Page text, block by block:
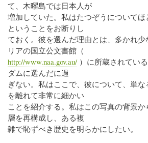
て、木曜島では日本人が
増加していた。私はたつぞうについて
ということをお断りし
ておく。彼を選んだ理由とは、多かれ
リアの国立公文書館（
http://www.naa.gov.au/）に所蔵されてい
ダムに選んだに過
ぎない。私はここで、彼について、単
を離れて非常に細かい
ことを紹介する。私はこの写真の背景
層を再構成し、ある複
雑で恥ずべき歴史を明らかにしたい。